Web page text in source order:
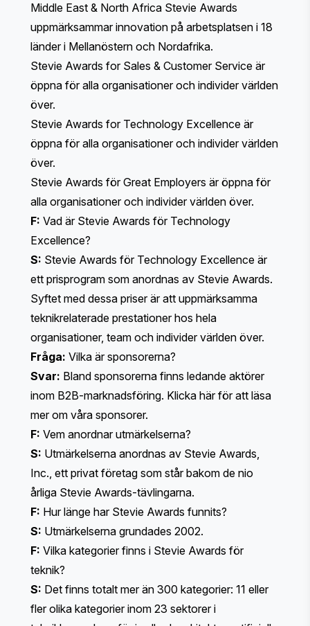
Middle East & North Africa Stevie Awards
uppmärksammar innovation på arbetsplatsen i 18
länder i Mellanöstern och Nordafrika.
Stevie Awards for Sales & Customer Service är
öppna för alla organisationer och individer världen
över.
Stevie Awards for Technology Excellence är
öppna för alla organisationer och individer världen
över.
Stevie Awards för Great Employers är öppna för
alla organisationer och individer världen över.
F: Vad är Stevie Awards för Technology
Excellence?
S: Stevie Awards för Technology Excellence är
ett prisprogram som anordnas av Stevie Awards.
Syftet med dessa priser är att uppmärksamma
teknikrelaterade prestationer hos hela
organisationer, team och individer världen över.
Fråga: Vilka är sponsorerna?
Svar: Bland sponsorerna finns ledande aktörer
inom B2B-marknadsföring. Klicka härför att läsa
mer om våra sponsorer.
F: Vem anordnar utmärkelserna?
S: Utmärkelserna anordnas av Stevie Awards,
Inc., ett privat företag som står bakom de nio
årliga Stevie Awards-tävlingarna.
F: Hur länge har Stevie Awards funnits?
S: Utmärkelserna grundades 2002.
F: Vilka kategorier finns i Stevie Awards för
teknik?
S: Det finns totalt mer än 300 kategorier: 11 eller
fler olika kategorier inom 23 sektorer i